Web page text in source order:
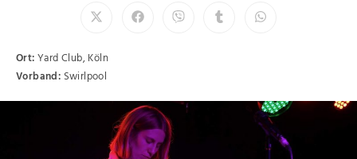
Ort:Yard Club, Köln
Vorband: Swirlpool